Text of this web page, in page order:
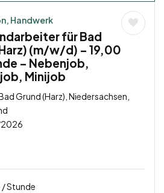
Handwerk
für Bad
(m/w/d) – 19,00
– Nebenjob,
Minijob
Grund (Harz), Niedersachsen,
/ Stunde